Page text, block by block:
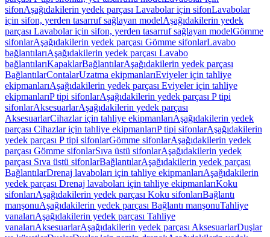
sifonAşağıdakilerin yedek parçası Lavabolar için sifonLavabolar
için sifon, yerden tasarruf sağlayan modelAşağıdakilerin yedek
parçası Lavabolar için sifon, yerden tasarruf sağlayan modelGömme
sifonlarAşağıdakilerin yedek parçası Gömme sifonlarLavabo
bağlantılarıAşağıdakilerin yedek parçası Lavabo
bağlantılarıKapaklarBağlantılarAşağıdakilerin yedek parçası
BağlantılarContalarUzatma ekipmanlarıEviyeler için tahliye
ekipmanlarıAşağıdakilerin yedek parçası Eviyeler için tahliye
ekipmanlarıP tipi sifonlarAşağıdakilerin yedek parçası P tipi
sifonlarAksesuarlarAşağıdakilerin yedek parçası
AksesuarlarCihazlar için tahliye ekipmanlarıAşağıdakilerin yedek
parçası Cihazlar için tahliye ekipmanlarıP tipi sifonlarAşağıdakilerin
yedek parçası P tipi sifonlarGömme sifonlarAşağıdakilerin yedek
parçası Gömme sifonlarSıva üstü sifonlarAşağıdakilerin yedek
parçası Sıva üstü sifonlarBağlantılarAşağıdakilerin yedek parçası
BağlantılarDrenaj lavaboları için tahliye ekipmanlarıAşağıdakilerin
yedek parçası Drenaj lavaboları için tahliye ekipmanlarıKoku
sifonlarıAşağıdakilerin yedek parçası Koku sifonlarıBağlantı
manşonuAşağıdakilerin yedek parçası Bağlantı manşonuTahliye
vanalarıAşağıdakilerin yedek parçası Tahliye
vanalarıAksesuarlarAşağıdakilerin yedek parçası AksesuarlarDuşlar